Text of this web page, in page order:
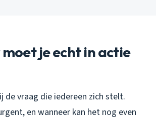
je echt in actie
de vraag die iedereen zich stelt.
en wanneer kan het nog even